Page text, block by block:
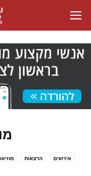
אירועים הרצאות